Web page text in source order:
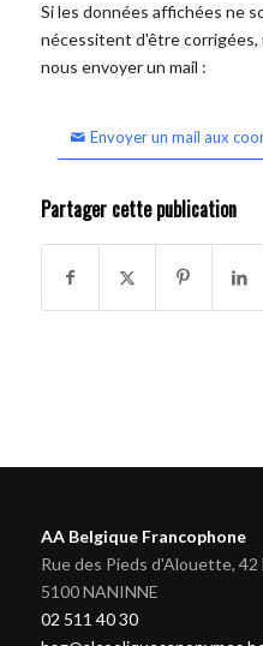
Si les données affichées ne
nécessitent d'être
nous envoyer un mail :
Envoyer un mail aux
Partager cette publication
AA Belgique Francophone
Rue des Pieds d'Alouette, 42
5100 NANINNE
02 511 40 30